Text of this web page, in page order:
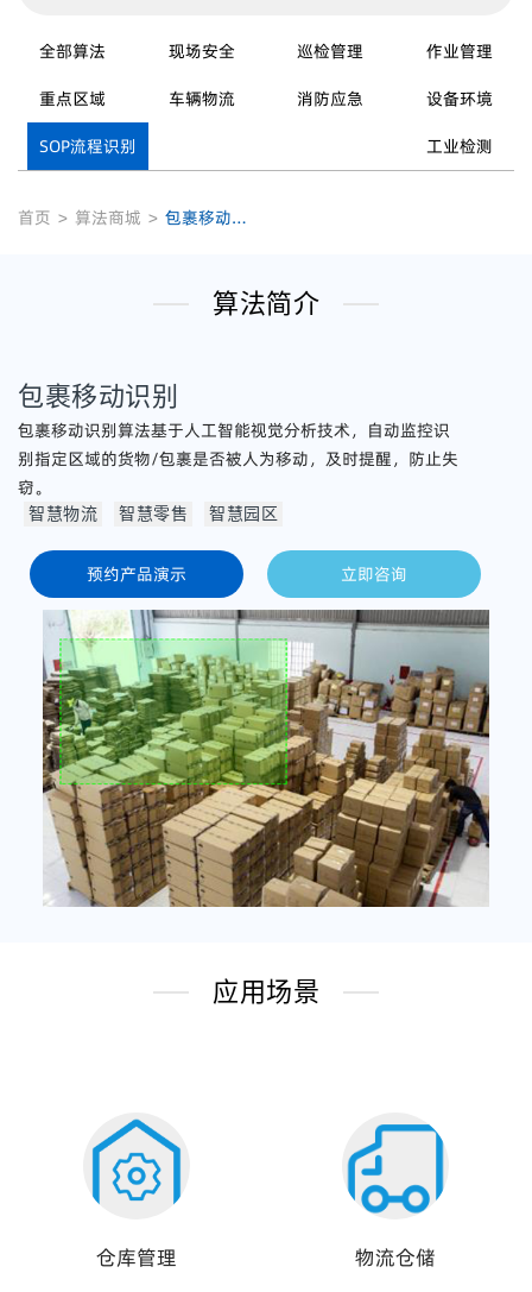
全部算法 现场安全 巡检管理
作业管理
重点区域
车辆物流 消防应急
设备环境
SOP流程识别
工业检测
首页 > 算法商城 > 包裹移动识别
算法简介
包裹移动识别
包裹移动识别算法基于人工智能视觉分析技术，自动监控识
别指定区域的货物/包裹是否被人为移动，及时提醒，防止失
窃。
智慧物流 智慧零售 智慧园区
预约产品演示 立即咨询
应用场景
仓库管理 物流仓储